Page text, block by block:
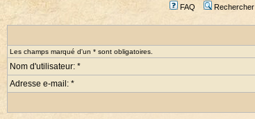
FAQ Rechercher
Les champs marqué d'un * sont obligatoires.
Nom d'utilisateur: *
Adresse e-mail: *